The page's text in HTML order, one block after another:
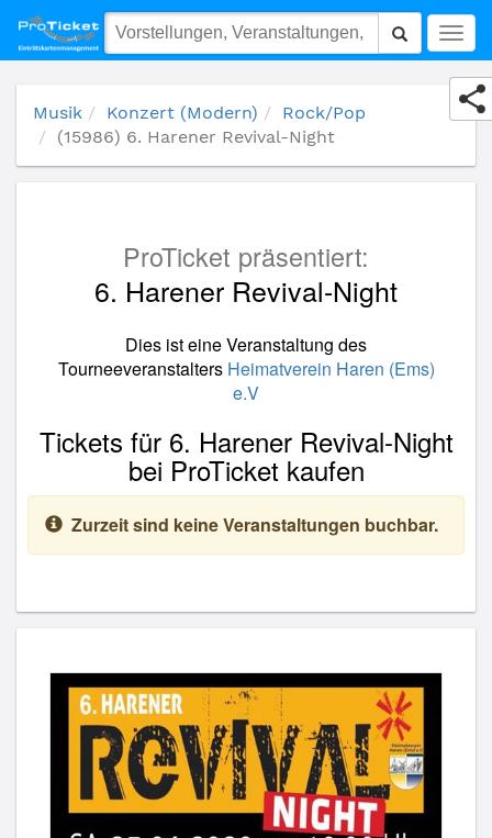
(15986) 6. Harener Revival-Night
Musik Konzert (Modern)
Rock/Pop
(15986) 6. Harener Revival-Night
ProTicket präsentiert:
6. Harener Revival-Night
Dies ist eine Veranstaltung des
Tourneeveranstalters Heimatverein Haren (Ems)
e.V
Tickets für 6. Harener Revival-Night
bei ProTicket kaufen
Zurzeit sind keine Veranstaltungen buchbar.